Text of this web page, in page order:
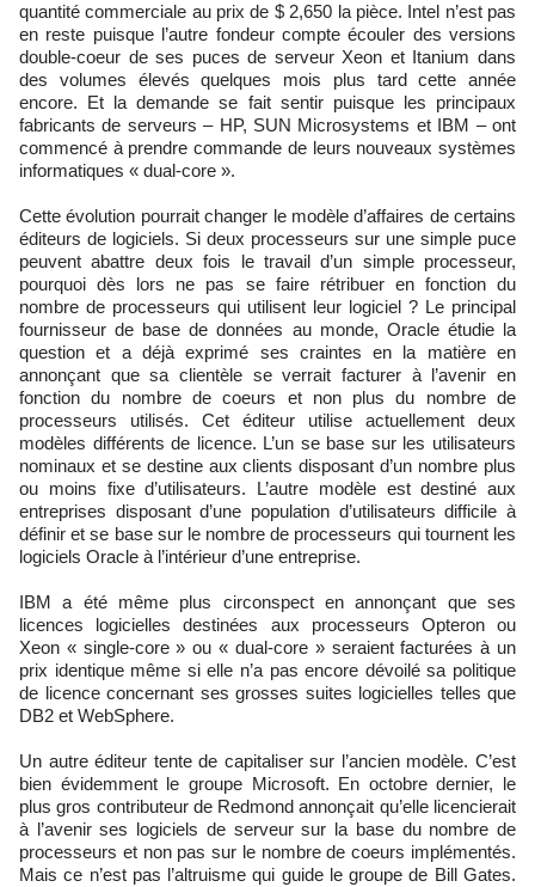
quantité commerciale au prix de $ 2,650 la pièce. Intel n’est pas
en reste puisque l’autre fondeur compte écouler des versions
double-coeur de ses puces de serveur Xeon et Itanium dans
des volumes élevés quelques mois plus tard cette année
encore. Et la demande se fait sentir puisque les principaux
fabricants de serveurs – HP, SUN Microsystems et IBM – ont
commencé à prendre commande de leurs nouveaux systèmes
informatiques « dual-core ».
Cette évolution pourrait changer le modèle d’affaires de certains
éditeurs de logiciels. Si deux processeurs sur une simple puce
peuvent abattre deux fois le travail d’un simple processeur,
pourquoi dès lors ne pas se faire rétribuer en fonction du
nombre de processeurs qui utilisent leur logiciel ? Le principal
fournisseur de base de données au monde, Oracle étudie la
question et a déjà exprimé ses craintes en la matière en
annonçant que sa clientèle se verrait facturer à l’avenir en
fonction du nombre de coeurs et non plus du nombre de
processeurs utilisés. Cet éditeur utilise actuellement deux
modèles différents de licence. L’un se base sur les utilisateurs
nominaux et se destine aux clients disposant d’un nombre plus
ou moins fixe d’utilisateurs. L’autre modèle est destiné aux
entreprises disposant d’une population d’utilisateurs difficile à
définir et se base sur le nombre de processeurs qui tournent les
logiciels Oracle à l’intérieur d’une entreprise.
IBM a été même plus circonspect en annonçant que ses
licences logicielles destinées aux processeurs Opteron ou
Xeon « single-core » ou « dual-core » seraient facturées à un
prix identique même si elle n’a pas encore dévoilé sa politique
de licence concernant ses grosses suites logicielles telles que
DB2 et WebSphere.
Un autre éditeur tente de capitaliser sur l’ancien modèle. C’est
bien évidemment le groupe Microsoft. En octobre dernier, le
plus gros contributeur de Redmond annonçait qu’elle licencierait
à l’avenir ses logiciels de serveur sur la base du nombre de
processeurs et non pas sur le nombre de coeurs implémentés.
Mais ce n’est pas l’altruisme qui guide le groupe de Bill Gates.